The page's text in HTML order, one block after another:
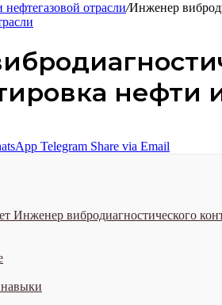
отрасли/Инженер
нефти
Telegram Share via Email
Инженер вибродиагностического